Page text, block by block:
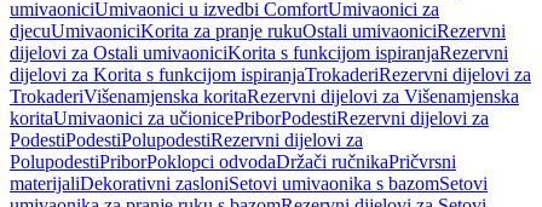
umivaoniciUmivaonici u izvedbi ComfortUmivaonici za
djecuUmivaoniciKorita za pranje rukuOstali umivaoniciRezervni
dijelovi za Ostali umivaoniciKorita s funkcijom ispiranjaRezervni
dijelovi za Korita s funkcijom ispiranjaTrokaderiRezervni dijelovi za
TrokaderiVišenamjenska koritaRezervni dijelovi za Višenamjenska
koritaUmivaonici za učionicePriborPodestiRezervni dijelovi za
PodestiPodestiPolupodestiRezervni dijelovi za
PolupodestiPriborPoklopci odvodaDržači ručnikaPričvrsni
materijaliDekorativni zasloniSetovi umivaonika s bazomSetovi